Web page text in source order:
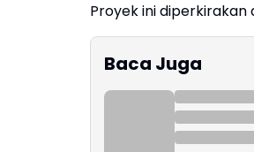
Proyek ini
Baca Juga